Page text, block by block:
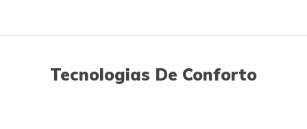
Tecnologias De Conforto